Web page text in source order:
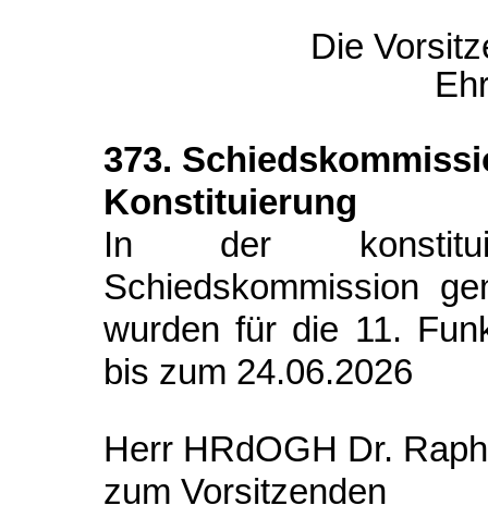
Die
373.
Konstituierung
In der
Schiedskommission
wurden für die 11.
bis zum 24.06.2026
Herr HRdOGH Dr.
zum Vorsitzenden